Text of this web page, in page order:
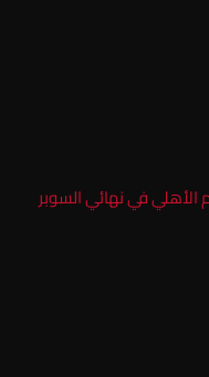
الأهلي في نهائي السوبر